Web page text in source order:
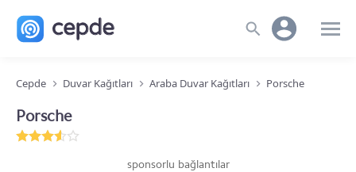
Cepde Duvar Kağıtları Araba Duvar Kağıtları Porsche
Porsche
sponsorlu bağlantılar